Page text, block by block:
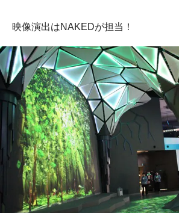
映像演出はNAKEDが担当！